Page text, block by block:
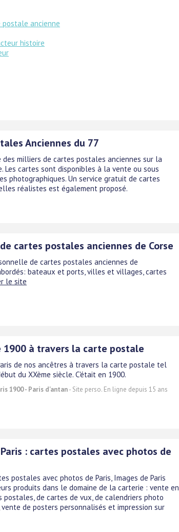
postale ancienne
histoire
Anciennes du 77
des milliers de cartes postales anciennes sur la
Les cartes sont disponibles à la vente ou sous
photographiques. Un service gratuit de cartes
réalistes est également proposé.
cartes postales anciennes de Corse
de cartes postales anciennes de
bateaux et ports, villes et villages, cartes
le site
1900 à travers la carte postale
de nos ancêtres à travers la carte postale tel
du XXème siècle. C'était en 1900.
1900 - Paris d'antan- Site perso. En ligne depuis 15 ans
: cartes postales avec photos de
postales avec photos de Paris, Images de Paris
produits dans le domaine de la carterie : vente en
postales, de cartes de vux, de calendriers photo
de posters personnalisés et impression sur